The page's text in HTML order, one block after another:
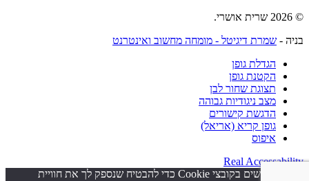
© 2026 שרית אושרי.
בניה - שמרת דיגיטל - מומחה מחשוב ואינטרנט
הגדלת גופן
הקטנת גופן
תצוגת שחור לבן
מצב ניגודיות גבוהה
הדגשת קישורים
גופן קריא (אריאל)
איפוס
Real Accessability
אנו משתמשים בקובצי Cookie כדי להבטיח שנספק לך את חוויית